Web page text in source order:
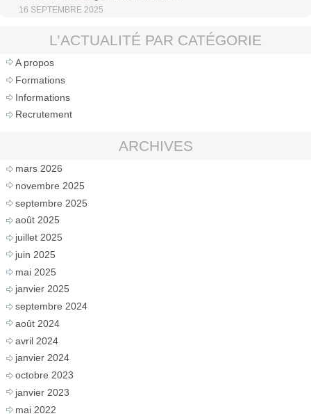
16 SEPTEMBRE 2025
L’ACTUALITÉ PAR CATÉGORIE
A propos
Formations
Informations
Recrutement
ARCHIVES
mars 2026
novembre 2025
septembre 2025
août 2025
juillet 2025
juin 2025
mai 2025
janvier 2025
septembre 2024
août 2024
avril 2024
janvier 2024
octobre 2023
janvier 2023
mai 2022